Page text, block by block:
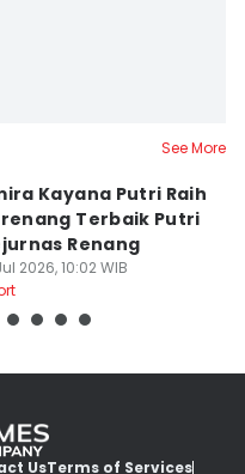
See More
Kayana Putri Raih
Terbaik Putri
Renang
2026, 10:02 WIB
UsTerms of Services